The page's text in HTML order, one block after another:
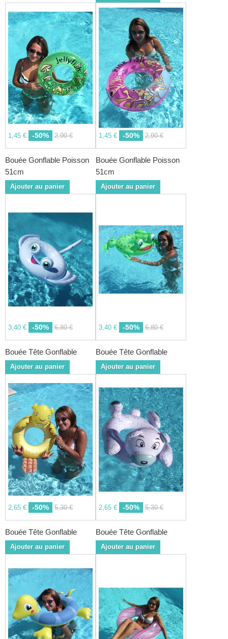
1,45 € -50% 2,90 €
Bouée Gonflable Poisson
51cm
Ajouter au panier
1,45 € -50% 2,90 €
Bouée Gonflable Poisson
51cm
Ajouter au panier
3,40 € -50% 6,80 €
Bouée Tête Gonflable
Ajouter au panier
3,40 € -50% 6,80 €
Bouée Tête Gonflable
Ajouter au panier
2,65 € -50% 5,30 €
Bouée Tête Gonflable
Ajouter au panier
2,65 € -50% 5,30 €
Bouée Tête Gonflable
Ajouter au panier